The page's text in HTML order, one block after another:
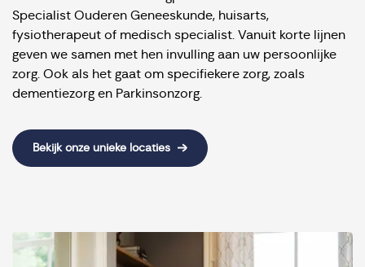
Specialist Ouderen Geneeskunde, huisarts,
fysiotherapeut of medisch specialist. Vanuit korte lijnen
geven we samen met hen invulling aan uw persoonlijke
zorg. Ook als het gaat om specifiekere zorg, zoals
dementiezorg en Parkinsonzorg.
Bekijk onze unieke locaties